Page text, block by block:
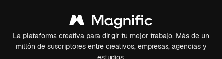
La plataforma creativa para dirigir tu mejor trabajo. Más de un
millón de suscriptores entre creativos, empresas, agencias y
estudios.